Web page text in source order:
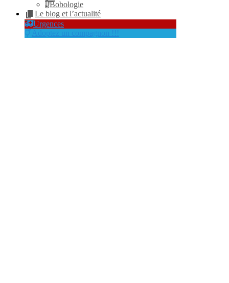
Bobologie
Le blog et l’actualité
Urgences
Adoptez un compagnon !!!